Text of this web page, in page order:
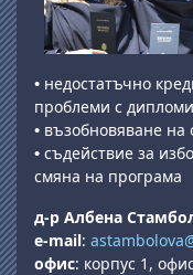
• недостатъчно
проблеми с
• възобновяване на
• съдействие за
смяна на програма
д-р Албена
e-mail:
офис: корпус 1,